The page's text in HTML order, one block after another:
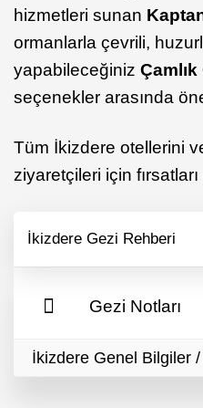
hizmetleri sunan
ormanlarla çevrili,
yapabileceğiniz
seçenekler arasında
Tüm İkizdere otellerini
ziyaretçileri için
İkizdere Gezi Rehberi
Gezi Notları
İkizdere Genel Bilgiler